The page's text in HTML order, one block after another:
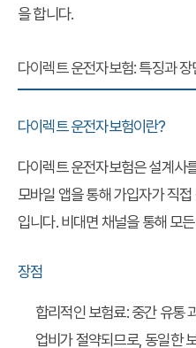
을 합니다.
다이렉트 운전자보험: 특징과 장
다이렉트 운전자보험이란?
다이렉트 운전자보험은 설계사
모바일 앱을 통해 가입자가 직
입니다. 비대면 채널을 통해 모
장점
합리적인 보험료: 중간 유통
업비가 절약되므로, 동일한